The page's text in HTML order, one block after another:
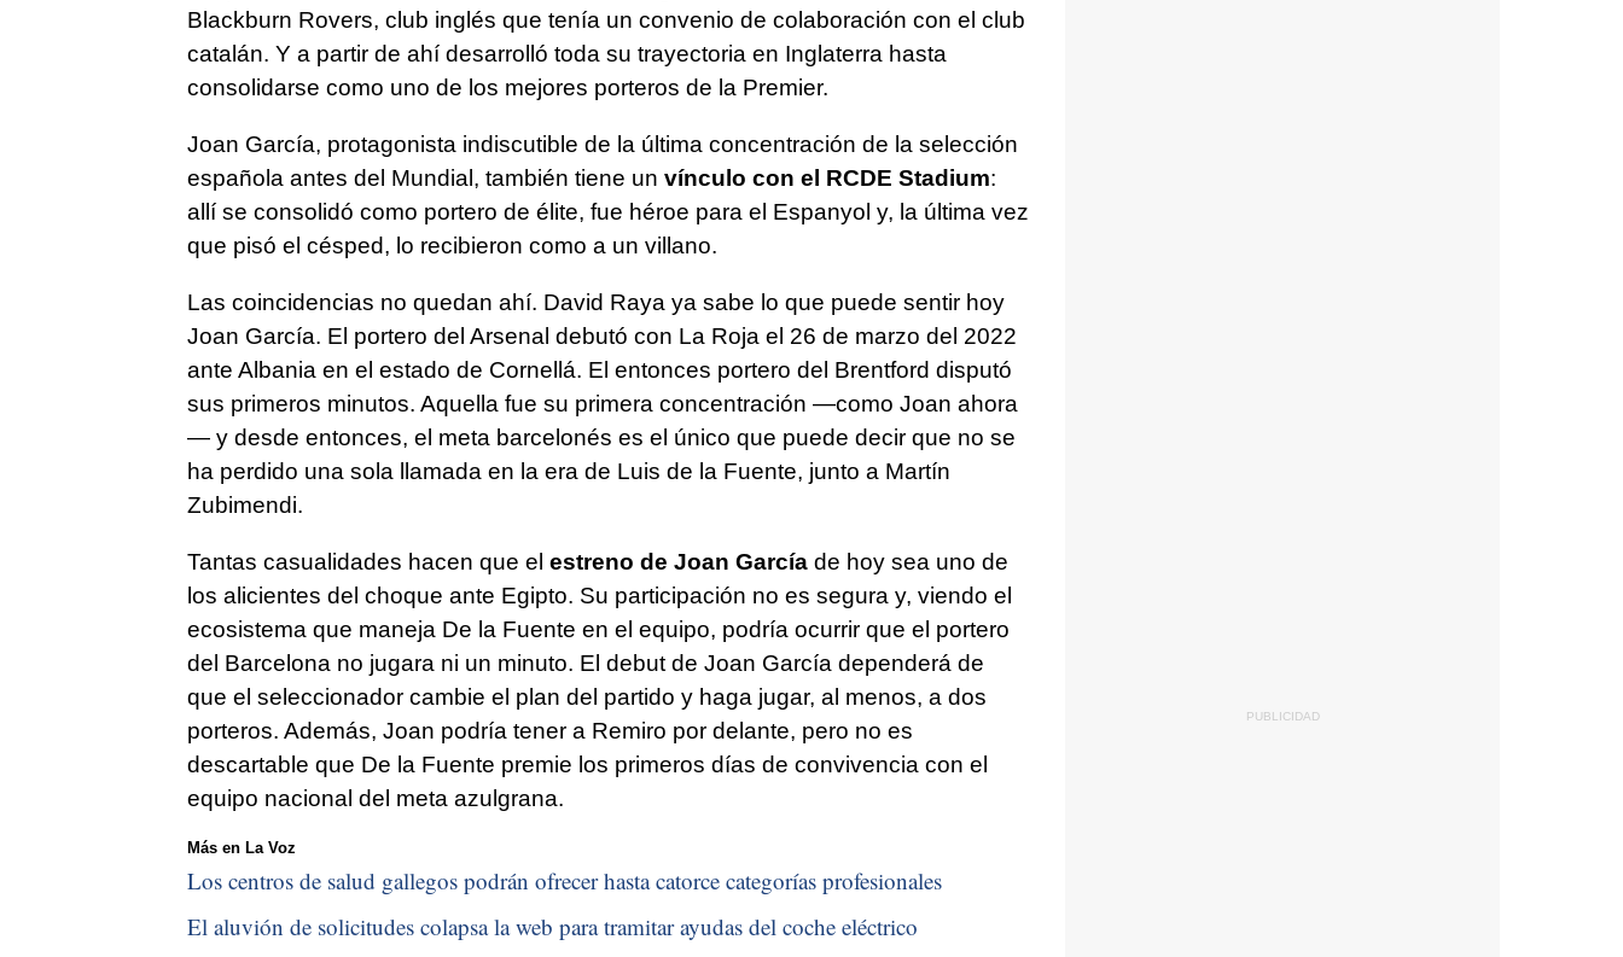
Blackburn Rovers, club inglés que tenía un convenio de colaboración con el club
catalán. Y a partir de ahí desarrolló toda su trayectoria en Inglaterra hasta
consolidarse como uno de los mejores porteros de la Premier.
Joan García, protagonista indiscutible de la última concentración de la selección
española antes del Mundial, también tiene un vínculo con el RCDE Stadium:
allí se consolidó como portero de élite, fue héroe para el Espanyol y, la última vez
que pisó el césped, lo recibieron como a un villano.
Las coincidencias no quedan ahí. David Raya ya sabe lo que puede sentir hoy
Joan García. El portero del Arsenal debutó con La Roja el 26 de marzo del 2022
ante Albania en el estado de Cornellá. El entonces portero del Brentford disputó
sus primeros minutos. Aquella fue su primera concentración —como Joan ahora
— y desde entonces, el meta barcelonés es el único que puede decir que no se
ha perdido una sola llamada en la era de Luis de la Fuente, junto a Martín
Zubimendi.
Tantas casualidades hacen que el estreno de Joan Garcíade hoy sea uno de
los alicientes del choque ante Egipto. Su participación no es segura y, viendo el
ecosistema que maneja De la Fuente en el equipo, podría ocurrir que el portero
del Barcelona no jugara ni un minuto. El debut de Joan García dependerá de
que el seleccionador cambie el plan del partido y haga jugar, al menos, a dos
porteros. Además, Joan podría tener a Remiro por delante, pero no es
descartable que De la Fuente premie los primeros días de convivencia con el
equipo nacional del meta azulgrana.
Más en La Voz
Los centros de salud gallegos podrán ofrecer hasta catorce categorías profesionales
El aluvión de solicitudes colapsa la web para tramitar ayudas del coche eléctrico